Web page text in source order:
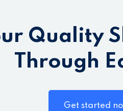
Quality
Through
Get started